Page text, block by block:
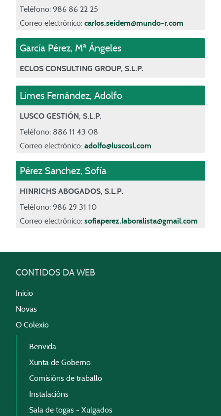
Teléfono: 986 86 22 25
Correo electrónico: carlos.seidem@mundo-r.com
García Pérez, Mª Ángeles
ECLOS CONSULTING GROUP, S.L.P.
Limes Fernández, Adolfo
LUSCO GESTIÓN, S.L.P.
Teléfono: 886 11 43 08
Correo electrónico: adolfo@luscosl.com
Pérez Sanchez, Sofía
HINRICHS ABOGADOS, S.L.P.
Teléfono: 986 29 31 10
Correo electrónico: sofiaperez.laboralista@gmail.com
CONTIDOS DA WEB
Inicio
Novas
O Colexio
Benvida
Xunta de Goberno
Comisións de traballo
Instalacións
Sala de togas - Xulgados